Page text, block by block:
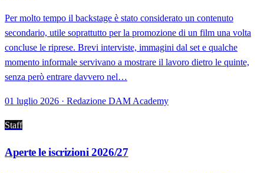
Per molto tempo il backstage è stato considerato un contenuto
secondario, utile soprattutto per la promozione di un film una volta
concluse le riprese. Brevi interviste, immagini dal set e qualche
momento informale servivano a mostrare il lavoro dietro le quinte,
senza però entrare davvero nel…
01 luglio 2026 · Redazione DAM Academy
Staff
Aperte le iscrizioni 2026/27